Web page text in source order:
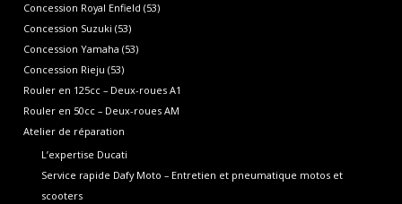
Concession Royal Enfield (53)
Concession Suzuki (53)
Concession Yamaha (53)
Concession Rieju (53)
Rouler en 125cc – Deux-roues A1
Rouler en 50cc – Deux-roues AM
Atelier de réparation
L’expertise Ducati
Service rapide Dafy Moto – Entretien et pneumatique motos et
scooters